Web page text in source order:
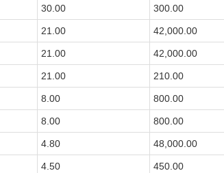
30.00 300.00
21.00 42,000.00
21.00 42,000.00
21.00 210.00
8.00 800.00
8.00 800.00
4.80 48,000.00
4.50 450.00